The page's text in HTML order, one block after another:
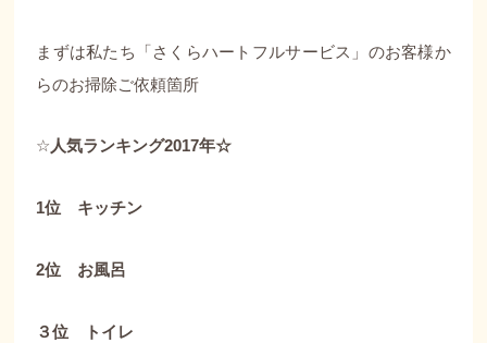
まずは私たち「さくらハートフルサービス」のお客様か
らのお掃除ご依頼箇所
☆ 人気ランキング2017年☆
1位 キッチン
2位 お風呂
３位 トイレ